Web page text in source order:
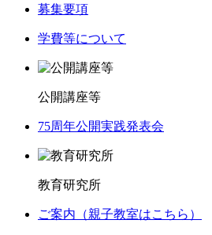
募集要項
学費等について
公開講座等
75周年公開実践発表会
教育研究所
ご案内（親子教室はこちら）